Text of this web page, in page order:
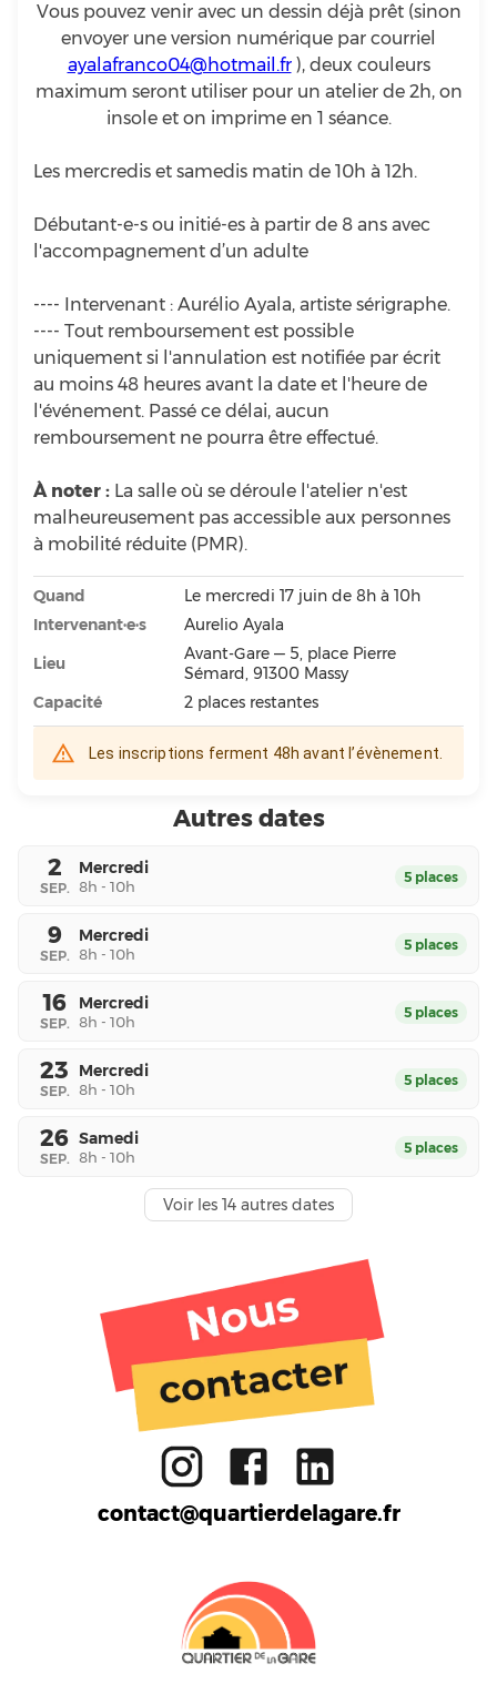
Vous pouvez venir avec un dessin déjà prêt (sinon
envoyer une version numérique par courriel
ayalafranco04@hotmail.fr), deux couleurs
maximum seront utiliser pour un atelier de 2h, on
insole et on imprime en 1 séance.
Les mercredis et samedis matin de 10h à 12h.
Débutant-e-s ou initié-es à partir de 8 ans avec
l'accompagnement d’un adulte
---- Intervenant : Aurélio Ayala, artiste sérigraphe.
---- Tout remboursement est possible
uniquement si l'annulation est notifiée par écrit
au moins 48 heures avant la date et l'heure de
l'événement. Passé ce délai, aucun
remboursement ne pourra être effectué.
À noter : La salle où se déroule l'atelier n'est
malheureusement pas accessible aux personnes
à mobilité réduite (PMR).
Quand
Le mercredi 17 juin de 8h à 10h
Intervenant·e·s
Aurelio Ayala
Lieu
Avant-Gare — 5, place Pierre
Sémard, 91300 Massy
Capacité
2 places restantes
Les inscriptions ferment 48h avant l’évènement.
Autres dates
2
SEP.
Mercredi
8h - 10h 5 places
9
SEP.
Mercredi
8h - 10h 5 places
16
SEP.
Mercredi
8h - 10h 5 places
23
SEP.
Mercredi
8h - 10h 5 places
26
SEP.
Samedi
8h - 10h 5 places
Voir les 14 autres dates
contact@quartierdelagare.fr
Tiers lieu
Ateliers
Gare aux enfants
Restaurant
FabLab
Réemploi
Formation
Cuisine partagée
Boutique
Massy